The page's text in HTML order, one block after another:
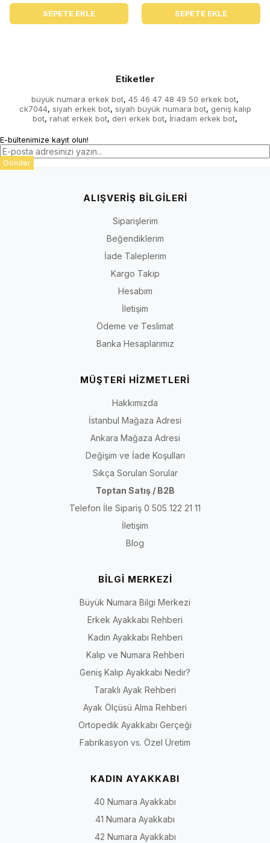
SEPETE EKLE SEPETE EKLE
Etiketler
büyük numara erkek bot, 45 46 47 48 49 50 erkek bot,
ck7044, siyah erkek bot, siyah büyük numara bot, geniş kalıp
bot, rahat erkek bot, deri erkek bot, İriadam erkek bot,
E-bültenimize kayıt olun!
Gönder
ALIŞVERİŞ BİLGİLERİ
Siparişlerim
Beğendiklerim
İade Taleplerim
Kargo Takip
Hesabım
İletişim
Ödeme ve Teslimat
Banka Hesaplarımız
MÜŞTERİ HİZMETLERİ
Hakkımızda
İstanbul Mağaza Adresi
Ankara Mağaza Adresi
Değişim ve İade Koşulları
Sıkça Sorulan Sorular
Toptan Satış / B2B
Telefon İle Sipariş 0 505 122 21 11
İletişim
Blog
BİLGİ MERKEZİ
Büyük Numara Bilgi Merkezi
Erkek Ayakkabı Rehberi
Kadın Ayakkabı Rehberi
Kalıp ve Numara Rehberi
Geniş Kalıp Ayakkabı Nedir?
Taraklı Ayak Rehberi
Ayak Ölçüsü Alma Rehberi
Ortopedik Ayakkabı Gerçeği
Fabrikasyon vs. Özel Üretim
KADIN AYAKKABI
40 Numara Ayakkabı
41 Numara Ayakkabı
42 Numara Ayakkabı